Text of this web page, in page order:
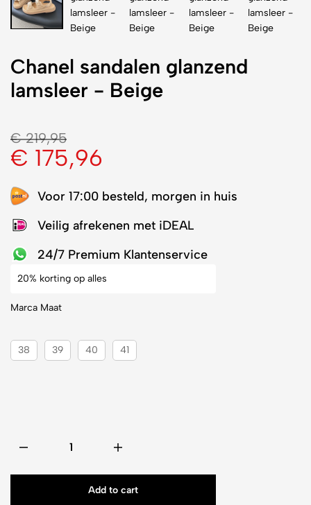
Chanel sandalen glanzend
lamsleer - Beige
€219,95
€ 175,96
Voor 17:00 besteld, morgen in huis
Veilig afrekenen met iDEAL
24/7 Premium Klantenservice
20% korting op alles
Marca Maat
38 39 40 41
Add to cart